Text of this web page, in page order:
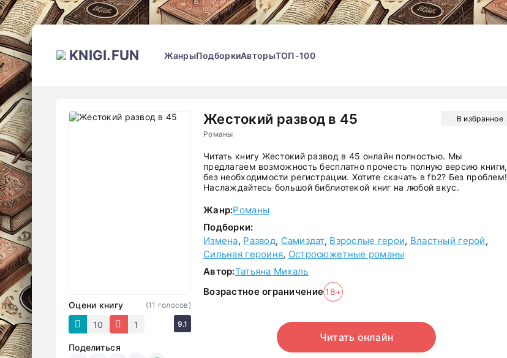
KNIGI.FUN ЖанрыПодборкиАвторыТОП-100
Жестокий развод в 45
Романы
В избранное
Оцени книгу
10
1
(11 голосов)
9.1
Поделиться
Читать книгу Жестокий развод в 45 онлайн полностью. Мы
предлагаем возможность бесплатно прочесть полную версию книги,
без необходимости регистрации. Хотите скачать в fb2? Без проблем!
Наслаждайтесь большой библиотекой книг на любой вкус.
Жанр:Романы
Подборки:
Измена, Развод, Самиздат, Взрослые герои, Властный герой,
Сильная героиня, Остросюжетные романы
Автор:Татьяна Михаль
Возрастное ограничение 18+
Читать онлайн